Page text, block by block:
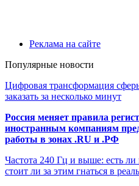
Реклама на сайте
Популярные новости
Цифровая трансформация
заказать за несколько минут
Россия меняет правила
иностранным компаниям
работы в зонах .RU и .РФ
Частота 240 Гц и выше: есть ли
стоит ли за этим гнаться в